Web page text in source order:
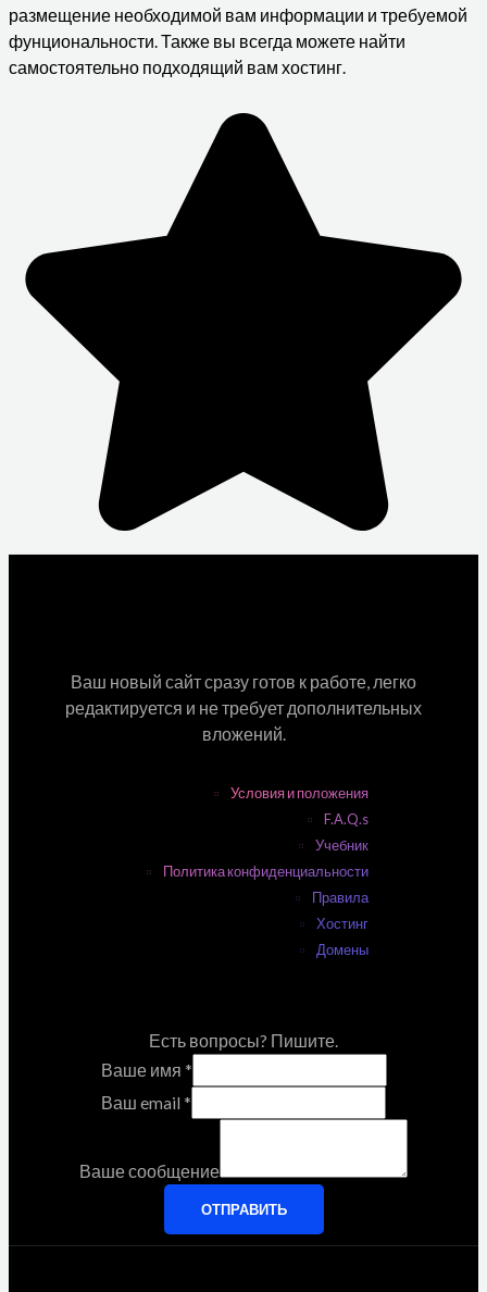
размещение необходимой вам информации и требуемой
фунциональности. Также вы всегда можете найти
самостоятельно подходящий вам хостинг.
Ваш новый сайт сразу готов к работе, легко
редактируется и не требует дополнительных
вложений.
Условия и положения
F.A.Q.s
Учебник
Политика конфиденциальности
Правила
Хостинг
Домены
Есть вопросы? Пишите.
Ваше имя *
Ваш email *
Ваше сообщение
ОТПРАВИТЬ